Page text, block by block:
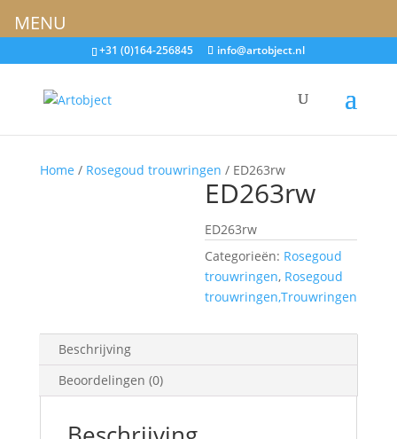
+31 (0)164-256845 info@artobject.nl
Home / Rosegoud trouwringen / ED263rw
ED263rw
ED263rw
Categorieën: Rosegoud
trouwringen, Rosegoud
trouwringen,Trouwringen
Beschrijving
Beoordelingen (0)
MENU